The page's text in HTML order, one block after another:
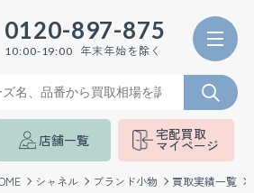
0120-897-875
10:00-19:00 年末年始を除く
店舗一覧 宅配買取
マイページ
シャネル ブランド小物 買取実績一覧